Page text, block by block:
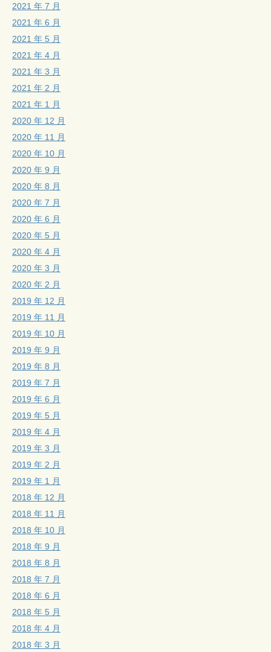
2021 年 7 月
2021 年 6 月
2021 年 5 月
2021 年 4 月
2021 年 3 月
2021 年 2 月
2021 年 1 月
2020 年 12 月
2020 年 11 月
2020 年 10 月
2020 年 9 月
2020 年 8 月
2020 年 7 月
2020 年 6 月
2020 年 5 月
2020 年 4 月
2020 年 3 月
2020 年 2 月
2019 年 12 月
2019 年 11 月
2019 年 10 月
2019 年 9 月
2019 年 8 月
2019 年 7 月
2019 年 6 月
2019 年 5 月
2019 年 4 月
2019 年 3 月
2019 年 2 月
2019 年 1 月
2018 年 12 月
2018 年 11 月
2018 年 10 月
2018 年 9 月
2018 年 8 月
2018 年 7 月
2018 年 6 月
2018 年 5 月
2018 年 4 月
2018 年 3 月